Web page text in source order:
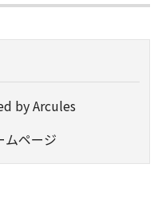
by Arcules
ムページ